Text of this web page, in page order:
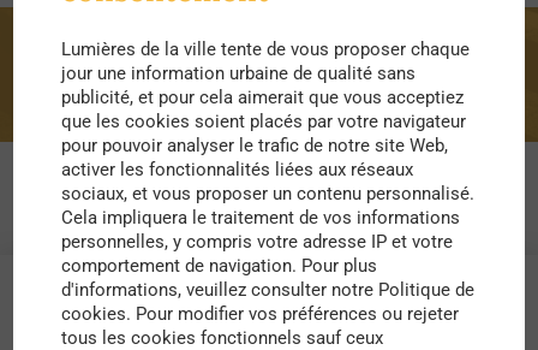
Chaumont sur Loire
Lumières de la ville tente de vous proposer chaque
jour une information urbaine de qualité sans
publicité, et pour cela aimerait que vous acceptiez
que les cookies soient placés par votre navigateur
pour pouvoir analyser le trafic de notre site Web,
activer les fonctionnalités liées aux réseaux
sociaux, et vous proposer un contenu personnalisé.
Cela impliquera le traitement de vos informations
personnelles, y compris votre adresse IP et votre
comportement de navigation. Pour plus
d'informations, veuillez consulter notre Politique de
cookies. Pour modifier vos préférences ou rejeter
tous les cookies fonctionnels sauf ceux